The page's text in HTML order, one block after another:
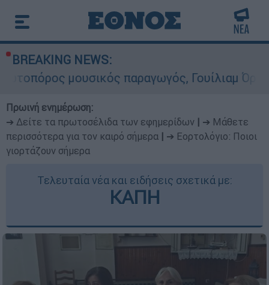
BREAKING NEWS:
παραγωγός, Γουίλιαμ Όρμπιτ - Η
Πρωινή ενημέρωση:
➔ Δείτε τα πρωτοσέλιδα των εφημερίδων
➔ Μάθετε
περισσότερα για τον καιρό σήμερα
➔ Εορτολόγιο: Ποιοι
γιορτάζουν σήμερα
Τελευταία νέα και ειδήσεις σχετικά με:
ΚΑΠΗ